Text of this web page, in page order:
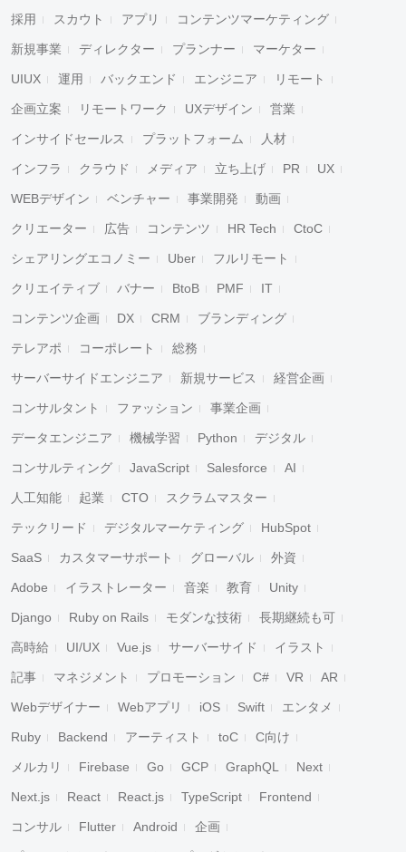
採用 スカウト アプリ コンテンツマーケティング
新規事業 ディレクター プランナー マーケター
UIUX 運用 バックエンド エンジニア リモート
企画立案 リモートワーク UXデザイン 営業
インサイドセールス プラットフォーム 人材
インフラ クラウド メディア 立ち上げ PR UX
WEBデザイン ベンチャー 事業開発 動画
クリエーター 広告 コンテンツ HR Tech CtoC
シェアリングエコノミー Uber フルリモート
クリエイティブ バナー BtoB PMF IT
コンテンツ企画 DX CRM ブランディング
テレアポ コーポレート 総務
サーバーサイドエンジニア 新規サービス 経営企画
コンサルタント ファッション 事業企画
データエンジニア 機械学習 Python デジタル
コンサルティング JavaScript Salesforce AI
人工知能 起業 CTO スクラムマスター
テックリード デジタルマーケティング HubSpot
SaaS カスタマーサポート グローバル 外資
Adobe イラストレーター 音楽 教育 Unity
Django Ruby on Rails モダンな技術 長期継続も可
高時給 UI/UX Vue.js サーバーサイド イラスト
記事 マネジメント プロモーション C# VR AR
Webデザイナー Webアプリ iOS Swift エンタメ
Ruby Backend アーティスト toC C向け
メルカリ Firebase Go GCP GraphQL Next
Next.js React React.js TypeScript Frontend
コンサル Flutter Android 企画